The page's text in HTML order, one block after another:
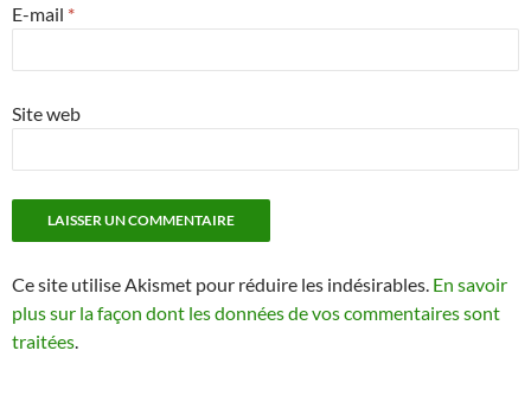
E-mail *
Site web
Ce site utilise Akismet pour réduire les indésirables. En savoir
plus sur la façon dont les données de vos commentaires sont
traitées